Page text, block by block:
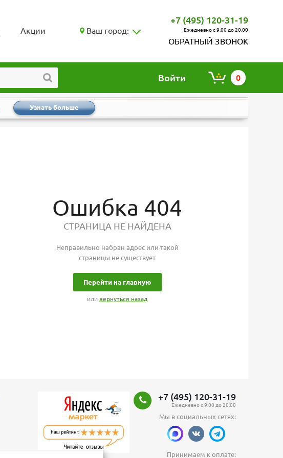
Акции Ваш город:
+7 (495) 120-31-19
Ежедневно с 9.00 до 20.00
ОБРАТНЫЙ ЗВОНОК
Войти 0
Узнать больше
Ошибка 404
СТРАНИЦА НЕ НАЙДЕНА
Неправильно набран адрес или такой
страницы не существует
Перейти на главную
или вернуться назад
+7 (495) 120-31-19
Ежедневно с 9.00 до 20.00
Мы в социальных сетях:
Принимаем к оплате: